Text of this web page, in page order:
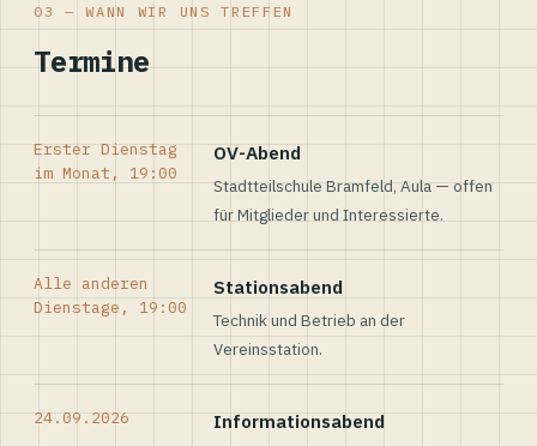
03 — WANN WIR UNS TREFFEN
Termine
Erster Dienstag
im Monat, 19:00
OV-Abend
Stadtteilschule Bramfeld, Aula — offen
für Mitglieder und Interessierte.
Alle anderen
Dienstage, 19:00
Stationsabend
Technik und Betrieb an der
Vereinsstation.
24.09.2026 Informationsabend